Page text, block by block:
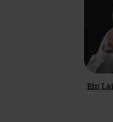
Ein